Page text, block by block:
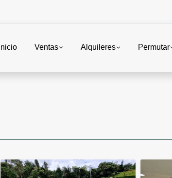
Inicio Ventas Alquileres Permutar